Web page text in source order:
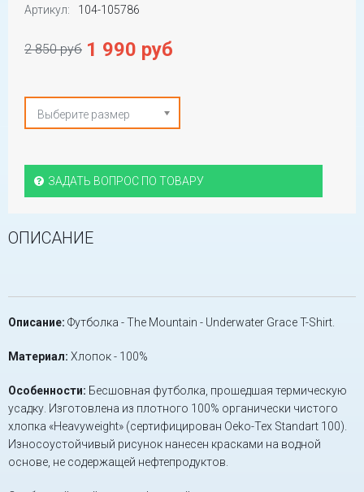
Артикул:
104-105786
2 850 руб 1 990 руб
Выберите размер
ЗАДАТЬ ВОПРОС ПО ТОВАРУ
ОПИСАНИЕ
Описание: Футболка - The Mountain - Underwater Grace T-Shirt.
Материал: Хлопок - 100%
Особенности: Бесшовная футболка, прошедшая термическую
усадку. Изготовлена из плотного 100% органически чистого
хлопка «Heavyweight» (сертифицирован Oeko-Tex Standart 100).
Износоустойчивый рисунок нанесен красками на водной
основе, не содержащей нефтепродуктов.